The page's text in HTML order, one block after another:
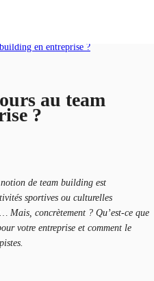
en entreprise ?
au team
?
de team building est
sportives ou culturelles
Mais, concrètement ? Qu’est-ce que
votre entreprise et comment le